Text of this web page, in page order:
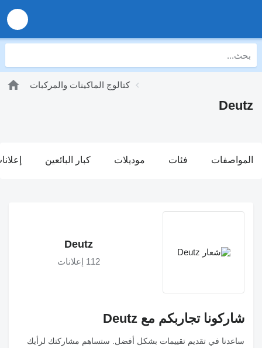
كتالوج الماكينات والمركبات
Deutz
المواصفات فئات موديلات كبار البائعين
Deutz
112 إعلانات
شاركونا تجاربكم مع Deutz
ساعدنا في تقديم تقييمات بشكل أفضل. ستساهم مشاركتك لرأيك